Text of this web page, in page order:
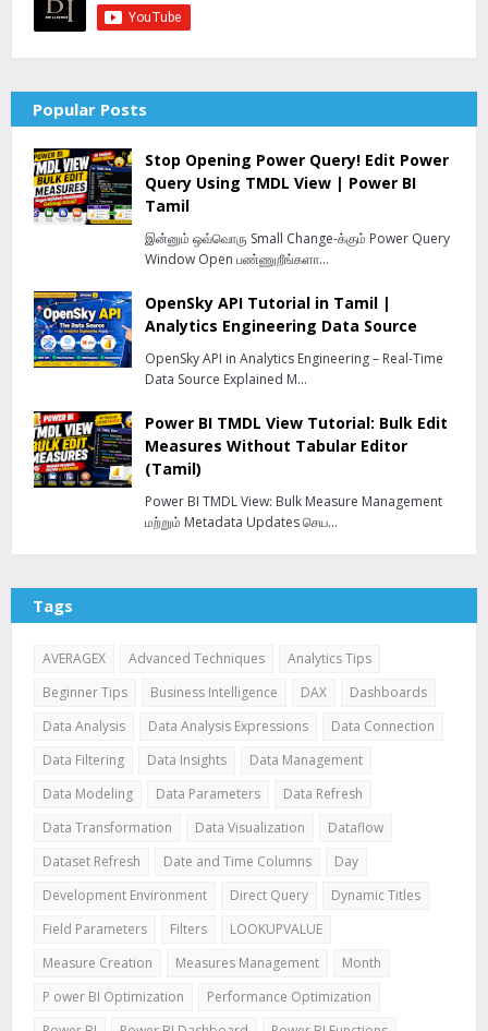
Popular Posts
Stop Opening Power Query! Edit Power
Query Using TMDL View | Power BI
Tamil
இன்னும் ஒவ்வொரு Small Change-க்கும் Power Query
Window Open பண்ணுறீங்களா…
OpenSky API Tutorial in Tamil |
Analytics Engineering Data Source
OpenSky API in Analytics Engineering – Real-Time
Data Source Explained M…
Power BI TMDL View Tutorial: Bulk Edit
Measures Without Tabular Editor
(Tamil)
Power BI TMDL View: Bulk Measure Management
மற்றும் Metadata Updates செய…
Tags
AVERAGEX Advanced Techniques
Analytics Tips
Beginner Tips
Business Intelligence DAX
Dashboards
Data Analysis
Data Analysis Expressions
Data Connection
Data Filtering
Data Insights
Data Management
Data Modeling
Data Parameters
Data Refresh
Data Transformation
Data Visualization
Dataflow
Dataset Refresh
Date and Time Columns
Day
Development Environment
Direct Query
Dynamic Titles
Field Parameters
Filters
LOOKUPVALUE
Measure Creation
Measures Management
Month
P ower BI Optimization
Performance Optimization